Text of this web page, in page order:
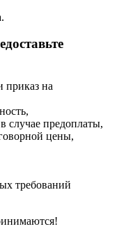
приказ на
случае предоплаты,
цены,
требований